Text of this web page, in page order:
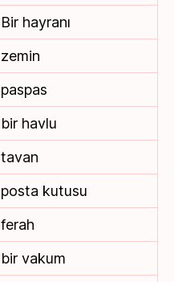
Bir hayranı
zemin
paspas
bir havlu
tavan
posta kutusu
ferah
bir vakum